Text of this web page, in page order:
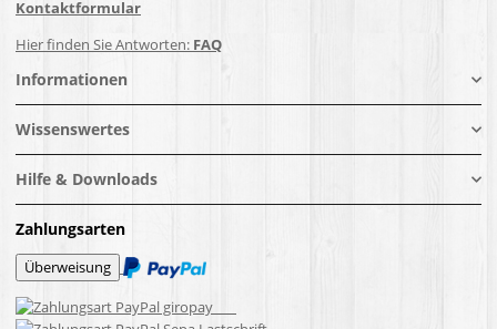
Kontaktformular
Hier finden Sie Antworten: FAQ
Informationen
Wissenswertes
Hilfe & Downloads
Zahlungsarten